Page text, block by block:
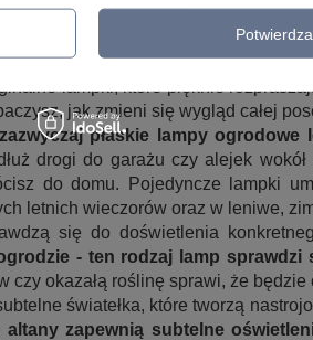
również lampy ogrodowe wiszące
w jakiej mają się znaleźć.
ogrodowe nowoczesne.
lampki, które pięknie
jak zmieni się wygląd całej
płaskie lampy ogrodowe
drogi do garażu czy alejek
do domu. Pojedyncze lampki
letnich wieczorów oraz w leniwe,
się do doświetlenia
- ten rodzaj lamp sprawdzi
czy okazałą roślinę sprawi, że
światełka, które tworzą
zapewnią subtelne